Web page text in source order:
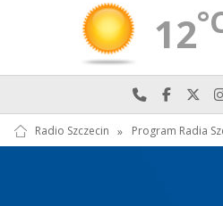
12
Najlepiej po
Radio Szczecin » Program Radia